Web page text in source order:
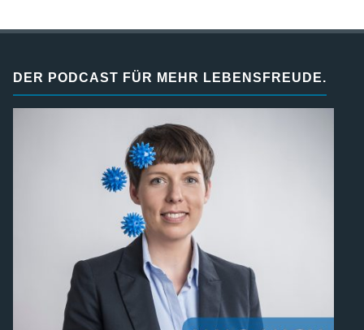
DER PODCAST FÜR MEHR LEBENSFREUDE.